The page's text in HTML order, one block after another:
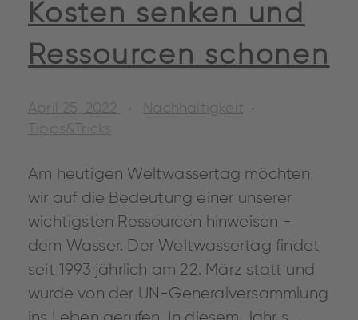
Kosten senken und
Ressourcen schonen
April 25, 2022
Nachhaltigkeit
Tipps&Tricks
Am heutigen Weltwassertag möchten
wir auf die Bedeutung einer unserer
wichtigsten Ressourcen hinweisen -
dem Wasser. Der Weltwassertag findet
seit 1993 jährlich am 22. März statt und
wurde von der UN-Generalversammlung